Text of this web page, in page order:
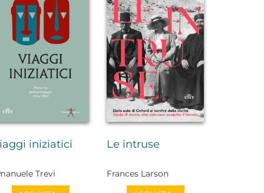
iniziatici
Trevi
Le intruse
Frances Larson